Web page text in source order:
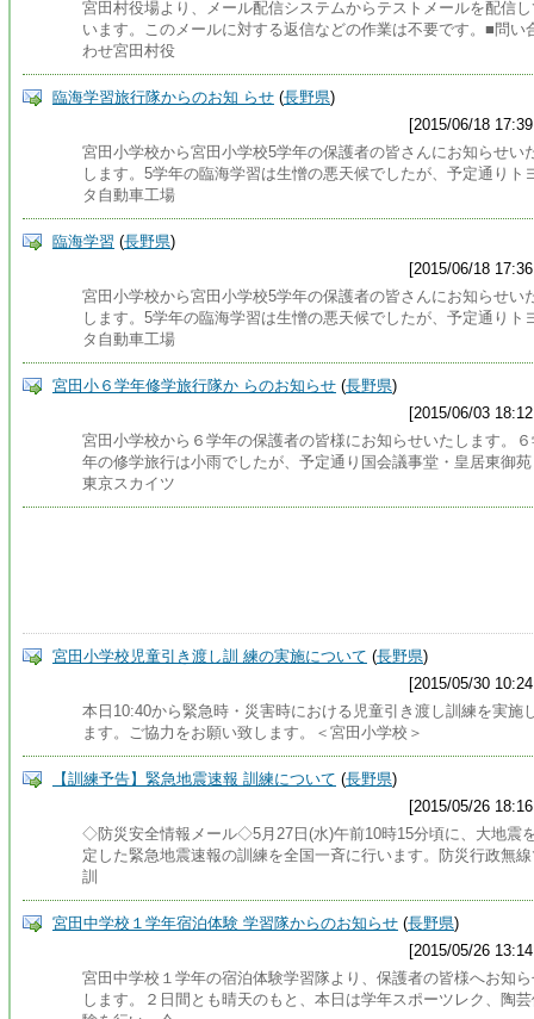
宮田村役場より、メール配信システムからテストメールを配信
います。このメールに対する返信などの作業は不要です。■問い
わせ宮田村役
臨海学習旅行隊からのお知 らせ (長野県)
[2015/06/18
宮田小学校から宮田小学校5学年の保護者の皆さんにお知らせい
します。5学年の臨海学習は生憎の悪天候でしたが、予定通りト
タ自動車工場
臨海学習 (長野県)
[2015/06/18
宮田小学校から宮田小学校5学年の保護者の皆さんにお知らせい
します。5学年の臨海学習は生憎の悪天候でしたが、予定通りト
タ自動車工場
宮田小６学年修学旅行隊か らのお知らせ (長野県)
[2015/06/03
宮田小学校から６学年の保護者の皆様にお知らせいたします。
年の修学旅行は小雨でしたが、予定通り国会議事堂・皇居東御
東京スカイツ
宮田小学校児童引き渡し訓 練の実施について (長野県)
[2015/05/30
本日10:40から緊急時・災害時における児童引き渡し訓練を実施
ます。ご協力をお願い致します。＜宮田小学校＞
【訓練予告】緊急地震速報 訓練について (長野県)
[2015/05/26
◇防災安全情報メール◇5月27日(水)午前10時15分頃に、大地震
定した緊急地震速報の訓練を全国一斉に行います。防災行政無
訓
宮田中学校１学年宿泊体験 学習隊からのお知らせ (長野県)
[2015/05/26
宮田中学校１学年の宿泊体験学習隊より、保護者の皆様へお知
します。２日間とも晴天のもと、本日は学年スポーツレク、陶